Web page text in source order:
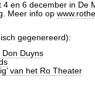
en 6 december in De
Meer info op
gegenereerd):
Don Duyns
van het Ro Theater